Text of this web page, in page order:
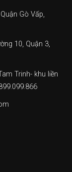
Gò Vấp,
10, Quận 3,
Trinh- khu liền